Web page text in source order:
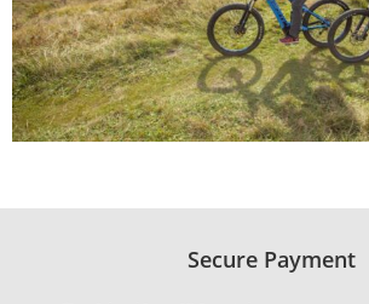
Secure Payment